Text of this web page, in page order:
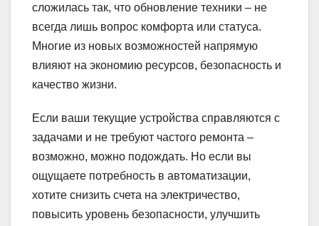
сложилась так, что обновление техники – не
всегда лишь вопрос комфорта или статуса.
Многие из новых возможностей напрямую
влияют на экономию ресурсов, безопасность и
качество жизни.
Если ваши текущие устройства справляются с
задачами и не требуют частого ремонта –
возможно, можно подождать. Но если вы
ощущаете потребность в автоматизации,
хотите снизить счета на электричество,
повысить уровень безопасности, улучшить